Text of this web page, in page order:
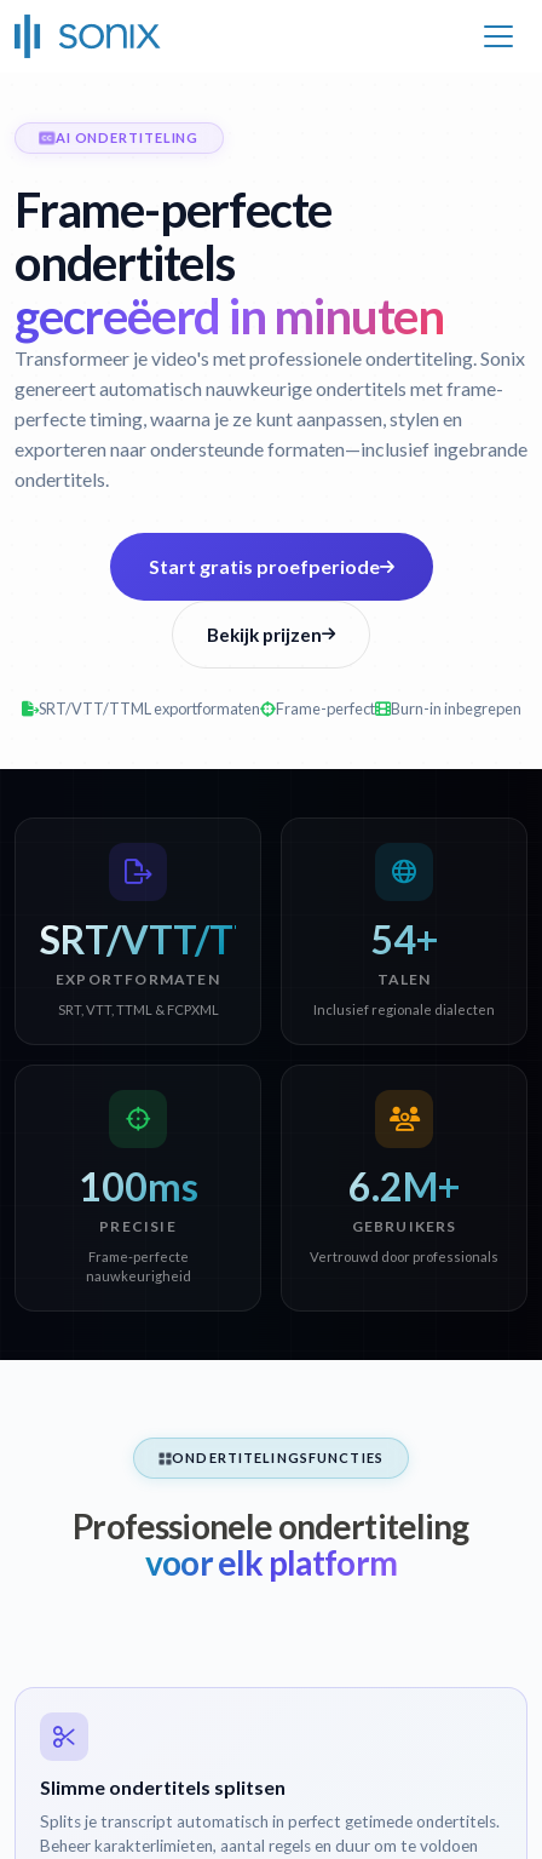
AI ONDERTITELING
Frame-perfecte
ondertitels
gecreëerd in minuten
Transformeer je video's met professionele ondertiteling. Sonix
genereert automatisch nauwkeurige ondertitels met frame-
perfecte timing, waarna je ze kunt aanpassen, stylen en
exporteren naar ondersteunde formaten—inclusief ingebrande
ondertitels.
Start gratis proefperiode
Bekijk prijzen
SRT/VTT/TTML exportformaten Frame-perfect Burn-in inbegrepen
SRT/VTT/TTML
EXPORTFORMATEN
SRT, VTT, TTML & FCPXML
54+
TALEN
Inclusief regionale dialecten
100ms
PRECISIE
Frame-perfecte
nauwkeurigheid
6.2M+
GEBRUIKERS
Vertrouwd door professionals
ONDERTITELINGSFUNCTIES
Professionele ondertiteling
voor elk platform
Slimme ondertitels splitsen
Splits je transcript automatisch in perfect getimede ondertitels.
Beheer karakterlimieten, aantal regels en duur om te voldoen